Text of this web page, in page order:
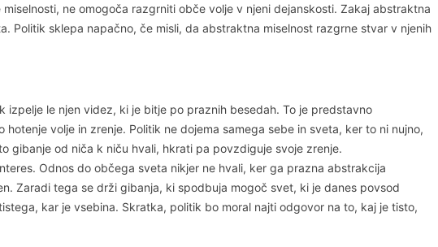
ne omogoča razgrniti obče volje v njeni dejanskosti. Zakaj abstraktna
Politik sklepa napačno, če misli, da abstraktna miselnost razgrne stvar v njenih
le njen videz, ki je bitje po praznih besedah. To je predstavno
volje in zrenje. Politik ne dojema samega sebe in sveta, ker to ni nujno,
gibanje od niča k niču hvali, hkrati pa povzdiguje svoje zrenje.
Odnos do občega sveta nikjer ne hvali, ker ga prazna abstrakcija
Zaradi tega se drži gibanja, ki spodbuja mogoč svet, ki je danes povsod
kar je vsebina. Skratka, politik bo moral najti odgovor na to, kaj je tisto,